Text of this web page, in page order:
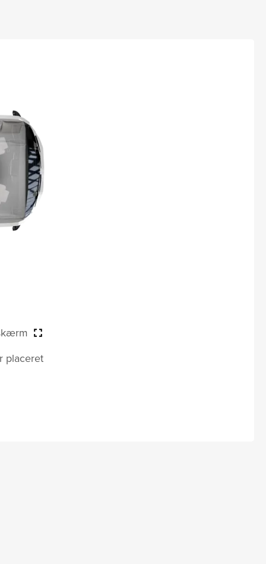
placeret